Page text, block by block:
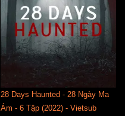
28 Days Haunted - 28 Ngày Ma
Ám - 6 Tập (2022) - Vietsub